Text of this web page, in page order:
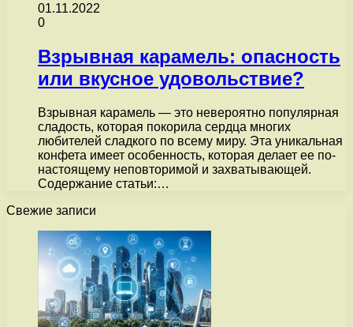
01.11.2022
0
Взрывная карамель: опасность
или вкусное удовольствие?
Взрывная карамель — это невероятно популярная
сладость, которая покорила сердца многих
любителей сладкого по всему миру. Эта уникальная
конфета имеет особенность, которая делает ее по-
настоящему неповторимой и захватывающей.
Содержание статьи:…
Свежие записи